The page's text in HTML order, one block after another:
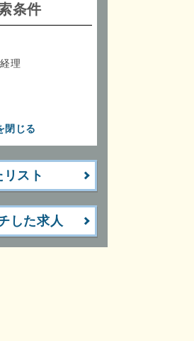
条件
理
閉じる
スト
した求人